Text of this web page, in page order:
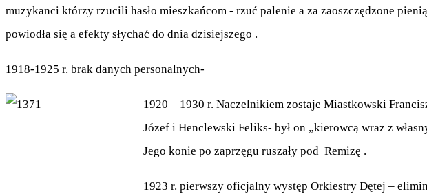
muzykanci którzy rzucili hasło mieszkańcom - rzuć palenie a za zaoszczędzone
powiodła się a efekty słychać do dnia dzisiejszego .
1918-1925 r. brak danych personalnych-
1920 – 1930 r. Naczelnikiem zostaje Miastkowski
Józef i Henclewski Feliks- był on „kierowcą wraz z
Jego konie po zaprzęgu ruszały pod Remizę .
1923 r. pierwszy oficjalny występ Orkiestry Dętej –